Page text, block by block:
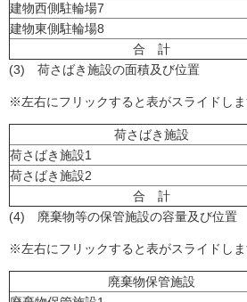
建物西側駐輪場7
建物東側駐輪場8
合 計
(3) 荷さばき施設の面積及び位置
※左右にフリックすると表がスライドしま
荷さばき施設
荷さばき施設1
荷さばき施設2
合 計
(4) 廃棄物等の保管施設の容量及び位置
※左右にフリックすると表がスライドしま
廃棄物保管施設